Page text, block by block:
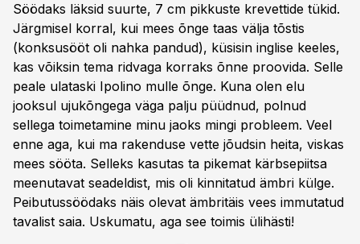
Söödaks läksid suurte, 7 cm pikkuste krevettide tükid.
Järgmisel korral, kui mees õnge taas välja tõstis
(konksusööt oli nahka pandud), küsisin inglise keeles,
kas võiksin tema ridvaga korraks õnne proovida. Selle
peale ulataski Ipolino mulle õnge. Kuna olen elu
jooksul ujukõngega väga palju püüdnud, polnud
sellega toimetamine minu jaoks mingi probleem. Veel
enne aga, kui ma rakenduse vette jõudsin heita, viskas
mees sööta. Selleks kasutas ta pikemat kärbsepiitsa
meenutavat seadeldist, mis oli kinnitatud ämbri külge.
Peibutussöödaks näis olevat ämbritäis vees immutatud
tavalist saia. Uskumatu, aga see toimis ülihästi!